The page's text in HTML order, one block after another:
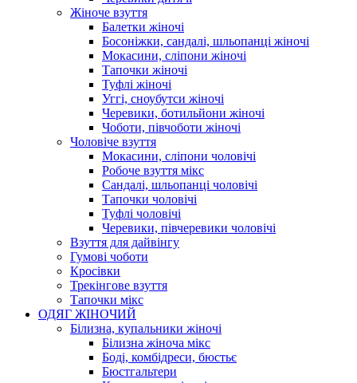
Жіноче взуття
Балетки жіночі
Босоніжки, сандалі, шльопанці жіночі
Мокасини, сліпони жіночі
Тапочки жіночі
Туфлі жіночі
Уггі, сноубутси жіночі
Черевики, ботильйони жіночі
Чоботи, півчоботи жіночі
Чоловіче взуття
Мокасини, сліпони чоловічі
Робоче взуття мікс
Сандалі, шльопанці чоловічі
Тапочки чоловічі
Туфлі чоловічі
Черевики, півчеревики чоловічі
Взуття для дайвінгу
Гумові чоботи
Кросівки
Трекінгове взуття
Тапочки мікс
ОДЯГ ЖІНОЧИЙ
Білизна, купальники жіночі
Білизна жіноча мікс
Боді, комбідреси, бюстьє
Бюстгальтери